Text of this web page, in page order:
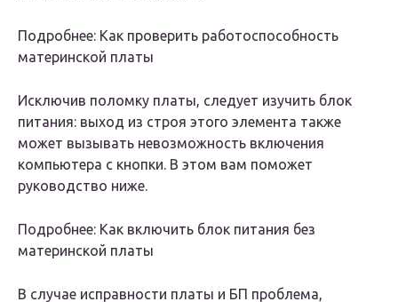
Подробнее: Как проверить работоспособность
материнской платы
Исключив поломку платы, следует изучить блок
питания: выход из строя этого элемента также
может вызывать невозможность включения
компьютера с кнопки. В этом вам поможет
руководство ниже.
Подробнее: Как включить блок питания без
материнской платы
В случае исправности платы и БП проблема,